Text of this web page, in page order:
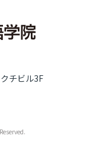
チビル3F